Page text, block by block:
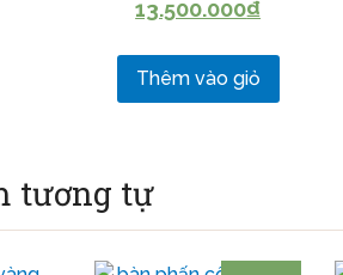
13.500.000₫
Thêm vào giỏ
tương tự